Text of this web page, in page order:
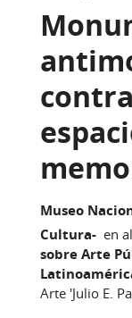
Museo
Cultura- en
sobre Arte
Arte 'Julio E.